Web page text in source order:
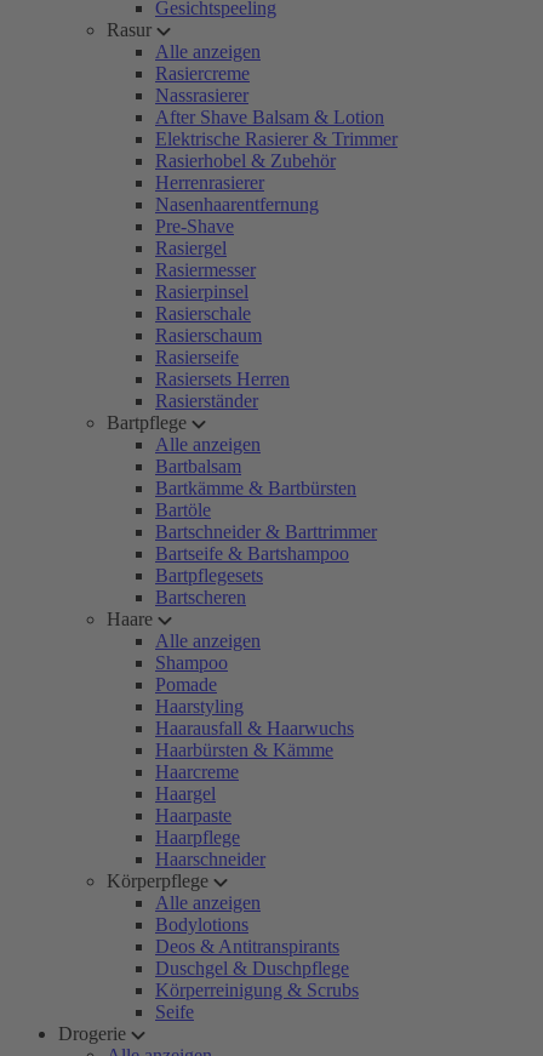
Gesichtspeeling
Rasur
Alle anzeigen
Rasiercreme
Nassrasierer
After Shave Balsam & Lotion
Elektrische Rasierer & Trimmer
Rasierhobel & Zubehör
Herrenrasierer
Nasenhaarentfernung
Pre-Shave
Rasiergel
Rasiermesser
Rasierpinsel
Rasierschale
Rasierschaum
Rasierseife
Rasiersets Herren
Rasierständer
Bartpflege
Alle anzeigen
Bartbalsam
Bartkämme & Bartbürsten
Bartöle
Bartschneider & Barttrimmer
Bartseife & Bartshampoo
Bartpflegesets
Bartscheren
Haare
Alle anzeigen
Shampoo
Pomade
Haarstyling
Haarausfall & Haarwuchs
Haarbürsten & Kämme
Haarcreme
Haargel
Haarpaste
Haarpflege
Haarschneider
Körperpflege
Alle anzeigen
Bodylotions
Deos & Antitranspirants
Duschgel & Duschpflege
Körperreinigung & Scrubs
Seife
Drogerie